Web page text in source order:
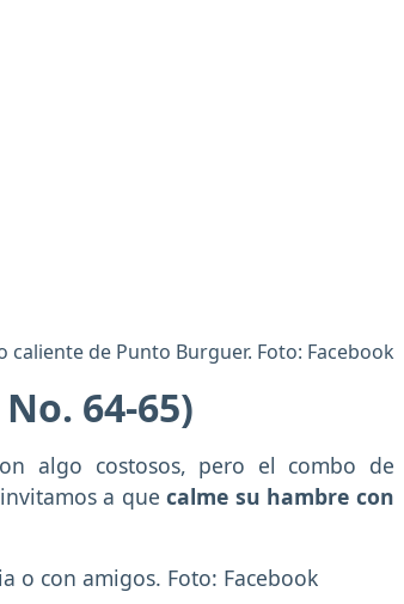
caliente de Punto Burguer. Foto: Facebook
64-65)
algo costosos, pero el combo de
a quecalme su hambre con